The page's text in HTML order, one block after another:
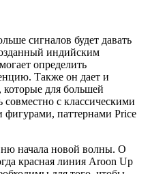
сигналов будет давать
индийским
определить
Также он дает и
для большей
с классическими
фигурами, паттернами Price
начала новой волны. О
красная линия Aroon Up